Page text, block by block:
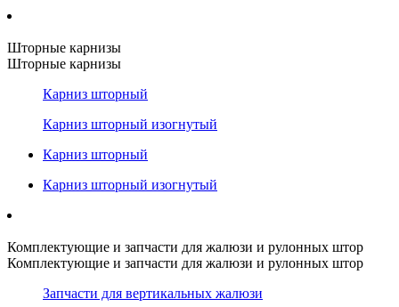
Шторные карнизы
Шторные карнизы
Карниз шторный
Карниз шторный изогнутый
Карниз шторный
Карниз шторный изогнутый
Комплектующие и запчасти для жалюзи и рулонных штор
Комплектующие и запчасти для жалюзи и рулонных штор
Запчасти для вертикальных жалюзи